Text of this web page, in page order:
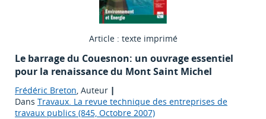
Article : texte imprimé
Le barrage du Couesnon: un ouvrage essentiel
pour la renaissance du Mont Saint Michel
Frédéric Breton, Auteur |
Dans Travaux. La revue technique des entreprises de
travaux publics (845, Octobre 2007)